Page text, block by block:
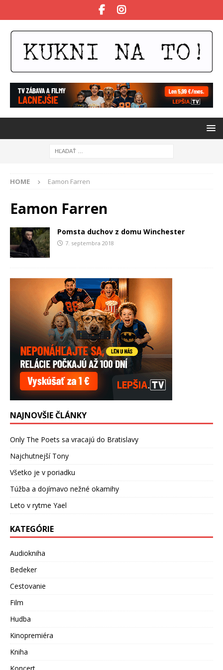
HOME Eamon Farren
Eamon Farren
Pomsta duchov z domu Winchester
7. septembra 2018
NAJNOVŠIE ČLÁNKY
Only The Poets sa vracajú do Bratislavy
Najchutnejší Tony
Všetko je v poriadku
Túžba a dojímavo nežné okamihy
Leto v rytme Yael
KATEGÓRIE
Audiokniha
Bedeker
Cestovanie
Film
Hudba
Kinopremiéra
Kniha
Koncert